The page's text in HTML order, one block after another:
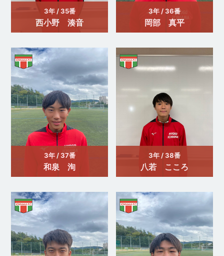
3年 / 35番
西小野 湊音
3年 / 36番
岡部 真平
3年 / 37番
和泉 洵
3年 / 38番
八若 こころ